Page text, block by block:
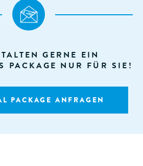
GERNE EIN
PACKAGE NUR FÜR SIE!
PACKAGE ANFRAGEN